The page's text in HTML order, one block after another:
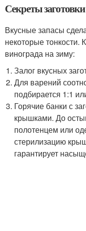
Секреты
Вкусные запасы
некоторые тонкости.
винограда на зиму:
Залог вкусных
Для варений
подбирается 1:1
Горячие банки с
крышками. До
полотенцем или
стерилизацию
гарантирует